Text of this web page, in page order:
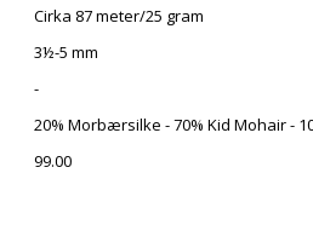
Cirka 87 meter/25 gram
3½-5 mm
-
20% Morbærsilke - 70% Kid Mohair -
99.00